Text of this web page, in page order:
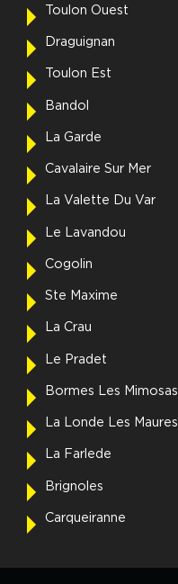
Toulon Ouest
Draguignan
Toulon Est
Bandol
La Garde
Cavalaire Sur Mer
La Valette Du Var
Le Lavandou
Cogolin
Ste Maxime
La Crau
Le Pradet
Bormes Les Mimosas
La Londe Les Maures
La Farlede
Brignoles
Carqueiranne